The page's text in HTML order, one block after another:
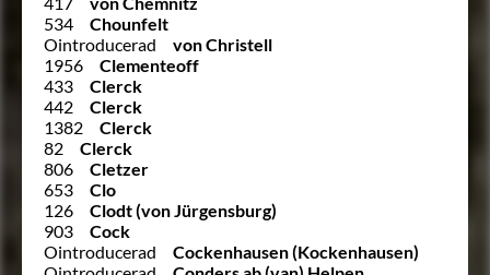
534
Chounfelt
Ointroducerad
von Christell
1956
Clementeoff
433
Clerck
442
Clerck
1382
Clerck
82
Clerck
806
Cletzer
653
Clo
126
Clodt (von Jürgensburg)
903
Cock
Ointroducerad
Cockenhausen (Kockenhausen)